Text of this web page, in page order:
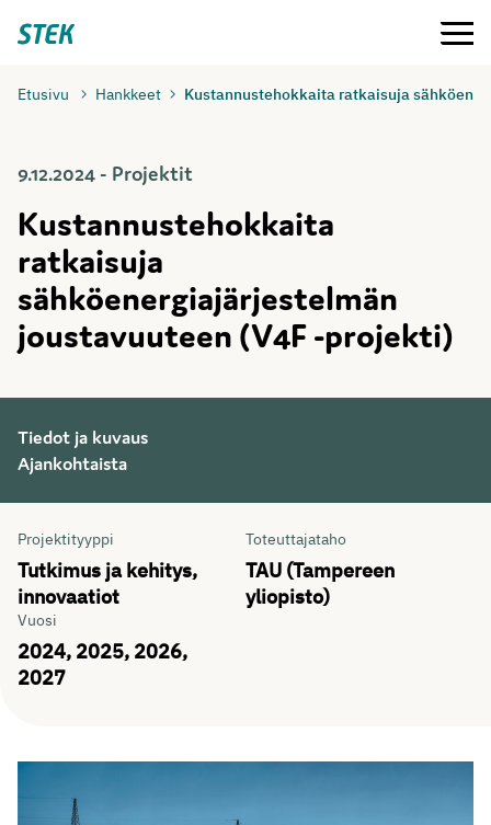
suoraan
Stek Valikko
Etusivu Hankkeet Kustannustehokkaita ratkaisuja
9.12.2024 - Projektit
Kustannustehokkaita
ratkaisuja
sähköenergiajärjestelmän
joustavuuteen (V4F -projekti)
Tiedot ja kuvaus
Ajankohtaista
Tiedot
Projektityyppi
Tutkimus ja kehitys,
innovaatiot
Toteuttajataho
TAU (Tampereen
yliopisto)
Vuosi
2024, 2025, 2026,
2027